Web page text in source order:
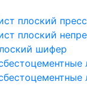
плоский
плоский
шифер